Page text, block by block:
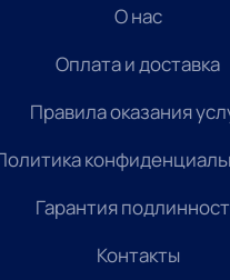
О нас
Оплата и доставка
Правила оказания
Гарантия
Контакты